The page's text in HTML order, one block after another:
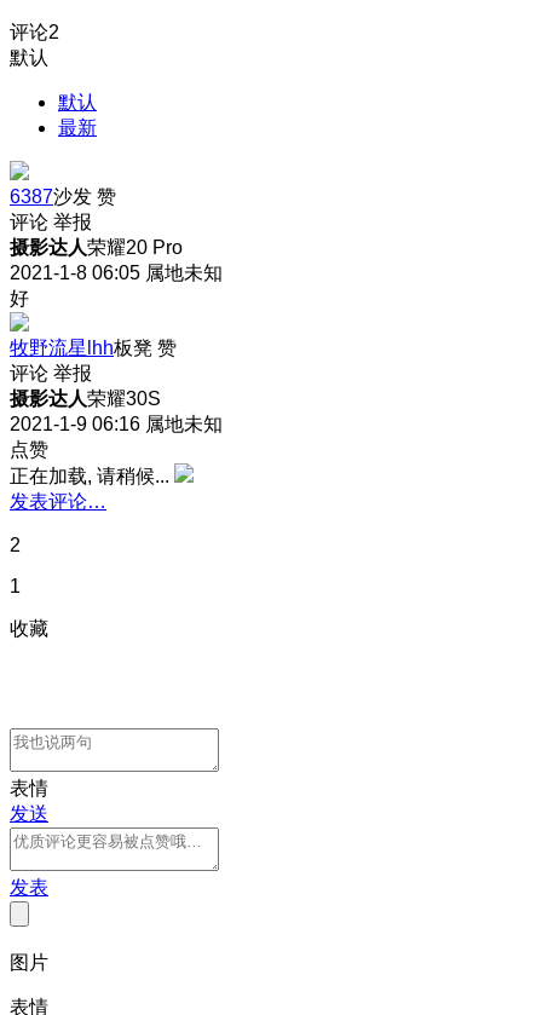
评论2
默认
默认
最新
6387沙发 赞
评论 举报
摄影达人荣耀20 Pro
2021-1-8 06:05 属地未知
好
牧野流星lhh板凳 赞
评论 举报
摄影达人荣耀30S
2021-1-9 06:16 属地未知
点赞
正在加载, 请稍候...
发表评论…
2
1
收藏
表情
发送
发表
图片
表情